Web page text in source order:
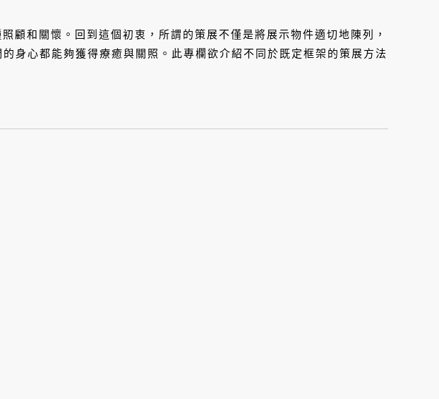
顧和關懷。回到這個初衷，所謂的策展不僅是將展示物件適切地陳列，
身心都能夠獲得療癒與關照。此專欄欲介紹不同於既定框架的策展方法